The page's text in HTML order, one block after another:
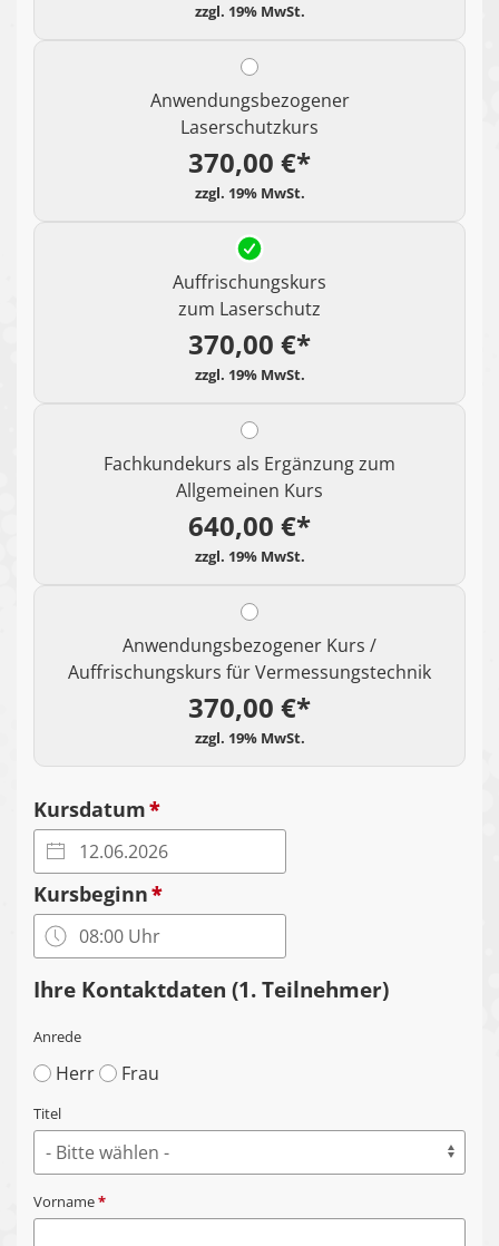
Anwendungsbezogener
Laserschutzkurs
370,00 €*
Auffrischungskurs
zum Laserschutz
370,00 €*
Fachkundekurs als Ergänzung zum
Allgemeinen Kurs
640,00 €*
Anwendungsbezogener Kurs /
Auffrischungskurs für Vermessungstechnik
370,00 €*
Kursdatum*
Kursbeginn*
Ihre Kontaktdaten (1. Teilnehmer)
Anrede
Herr Frau
Titel
Vorname*